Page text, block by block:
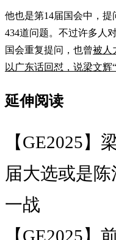
他也是第14届国会中，
434道问题。不过许多人
国会重复提问，也曾被人
以广东话回怼，说梁文辉
延伸阅读
【GE2025】
届大选或是
一战
【GE2025】